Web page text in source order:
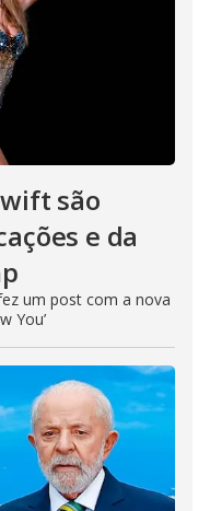
são
e da
um post com a nova
You’